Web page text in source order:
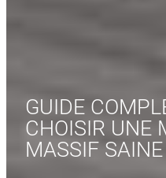
GUIDE
CHOISIR UNE
MASSIF